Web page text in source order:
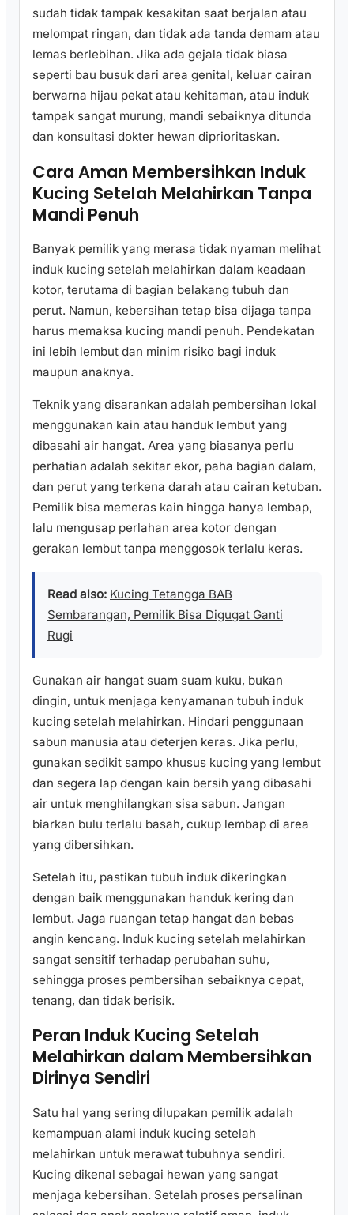
sudah tidak tampak kesakitan saat berjalan atau
melompat ringan, dan tidak ada tanda demam atau
lemas berlebihan. Jika ada gejala tidak biasa
seperti bau busuk dari area genital, keluar cairan
berwarna hijau pekat atau kehitaman, atau induk
tampak sangat murung, mandi sebaiknya ditunda
dan konsultasi dokter hewan diprioritaskan.
Cara Aman Membersihkan Induk
Kucing Setelah Melahirkan Tanpa
Mandi Penuh
Banyak pemilik yang merasa tidak nyaman melihat
induk kucing setelah melahirkan dalam keadaan
kotor, terutama di bagian belakang tubuh dan
perut. Namun, kebersihan tetap bisa dijaga tanpa
harus memaksa kucing mandi penuh. Pendekatan
ini lebih lembut dan minim risiko bagi induk
maupun anaknya.
Teknik yang disarankan adalah pembersihan lokal
menggunakan kain atau handuk lembut yang
dibasahi air hangat. Area yang biasanya perlu
perhatian adalah sekitar ekor, paha bagian dalam,
dan perut yang terkena darah atau cairan ketuban.
Pemilik bisa memeras kain hingga hanya lembap,
lalu mengusap perlahan area kotor dengan
gerakan lembut tanpa menggosok terlalu keras.
Read also: Kucing Tetangga BAB
Sembarangan, Pemilik Bisa Digugat Ganti
Rugi
Gunakan air hangat suam suam kuku, bukan
dingin, untuk menjaga kenyamanan tubuh induk
kucing setelah melahirkan. Hindari penggunaan
sabun manusia atau deterjen keras. Jika perlu,
gunakan sedikit sampo khusus kucing yang lembut
dan segera lap dengan kain bersih yang dibasahi
air untuk menghilangkan sisa sabun. Jangan
biarkan bulu terlalu basah, cukup lembap di area
yang dibersihkan.
Setelah itu, pastikan tubuh induk dikeringkan
dengan baik menggunakan handuk kering dan
lembut. Jaga ruangan tetap hangat dan bebas
angin kencang. Induk kucing setelah melahirkan
sangat sensitif terhadap perubahan suhu,
sehingga proses pembersihan sebaiknya cepat,
tenang, dan tidak berisik.
Peran Induk Kucing Setelah
Melahirkan dalam Membersihkan
Dirinya Sendiri
Satu hal yang sering dilupakan pemilik adalah
kemampuan alami induk kucing setelah
melahirkan untuk merawat tubuhnya sendiri.
Kucing dikenal sebagai hewan yang sangat
menjaga kebersihan. Setelah proses persalinan